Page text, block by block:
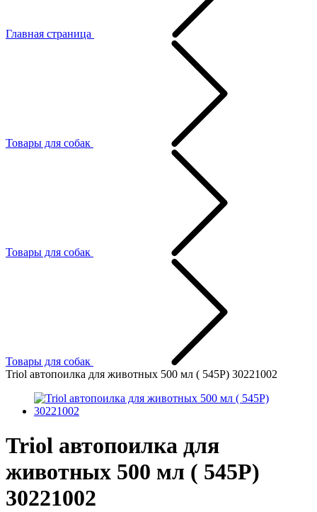
Главная страница
Товары для собак
Товары для собак
Товары для собак
Triol автопоилка для животных 500 мл ( 545P) 30221002
Triol автопоилка для
животных 500 мл ( 545P)
30221002